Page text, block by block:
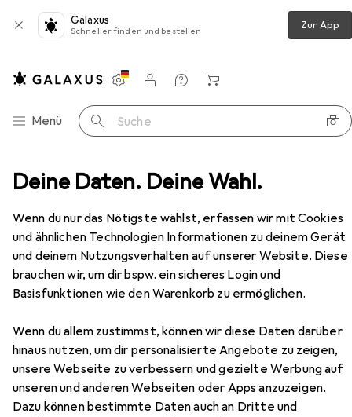
Deine Daten. Deine Wahl.
Wenn du nur das Nötigste wählst, erfassen wir mit Cookies
und ähnlichen Technologien Informationen zu deinem Gerät
und deinem Nutzungsverhalten auf unserer Website. Diese
brauchen wir, um dir bspw. ein sicheres Login und
Basisfunktionen wie den Warenkorb zu ermöglichen.
Wenn du allem zustimmst, können wir diese Daten darüber
hinaus nutzen, um dir personalisierte Angebote zu zeigen,
unsere Webseite zu verbessern und gezielte Werbung auf
unseren und anderen Webseiten oder Apps anzuzeigen.
Dazu können bestimmte Daten auch an Dritte und
Galaxus
Schneller finden und bestellen Zur App
Navigation nach Kategorien
Menü Suche
Einstellungen
Kundenkonto
Vergleichslisten
Merklisten
Warenkorb
Regal Vicco Küchenunterschrank Fame-Line
EUR
191,47
ViccoKüchenunterschrank Fame-Line
60 x 60 x 82 cm
Zubehör für Vicco
Küchenunterschrank Fame-Line